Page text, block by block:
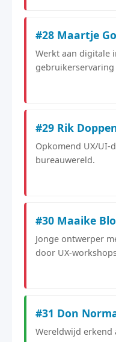
#28 Maartje
Werkt aan digitale
#29 Rik
Opkomend UX/UI-
bureauwereld.
#30 Maaike
Jonge ontwerper
door UX-
#31 Don
Wereldwijd erkend